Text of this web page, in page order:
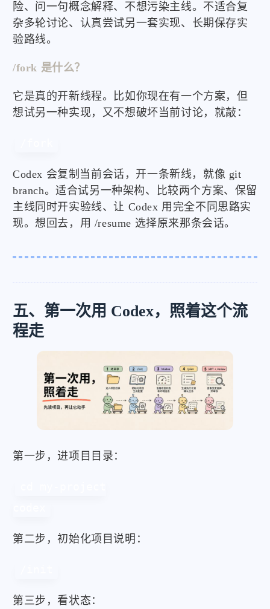
险、问一句概念解释、不想污染主线。不适合复
杂多轮讨论、认真尝试另一套实现、长期保存实
验路线。
/fork 是什么？
它是真的开新线程。比如你现在有一个方案，但
想试另一种实现，又不想破坏当前讨论，就敲：
Codex 会复制当前会话，开一条新线，就像 git
branch。适合试另一种架构、比较两个方案、保留
主线同时开实验线、让 Codex 用完全不同思路实
现。想回去，用 /resume 选择原来那条会话。
五、第一次用 Codex，照着这个流
程走
第一步，进项目目录：
第二步，初始化项目说明：
第三步，看状态：